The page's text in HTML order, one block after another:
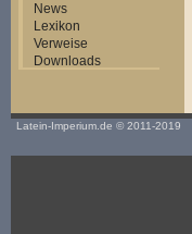
News
Lexikon
Verweise
Downloads
Latein-Imperium.de © 2011-2019